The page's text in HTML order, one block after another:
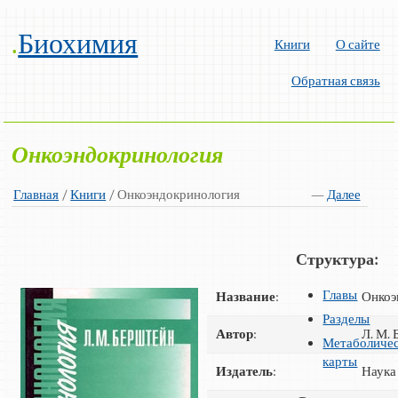
.Биохимия Книги О сайте
Обратная связь
Онкоэндокринология
Главная / —Далее
Книги / Онкоэндокринология
Название:
Автор: Л. М.
Издатель: Наука
Структура:
Главы
Разделы
карты